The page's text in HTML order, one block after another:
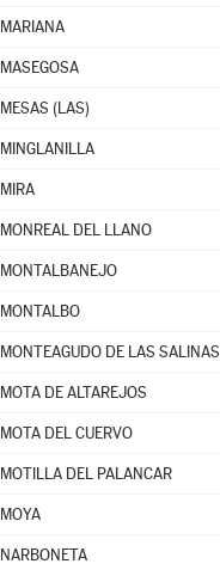
MARIANA
MASEGOSA
MESAS (LAS)
MINGLANILLA
MIRA
MONREAL DEL LLANO
MONTALBANEJO
MONTALBO
MONTEAGUDO DE LAS SALINAS
MOTA DE ALTAREJOS
MOTA DEL CUERVO
MOTILLA DEL PALANCAR
MOYA
NARBONETA